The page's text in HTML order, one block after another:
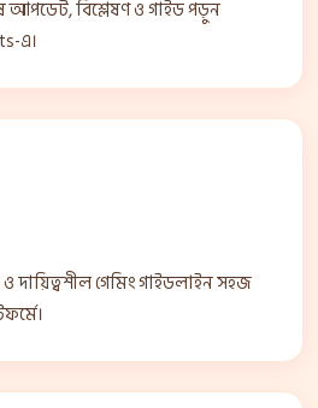
আপডেট, বিশ্লেষণ ও গাইড পড়ুন
এ।
দায়িত্বশীল গেমিং গাইডলাইন সহজ